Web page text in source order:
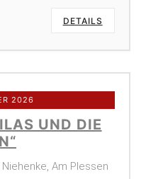
DETAILS
2026
UND DIE
Am Plessen